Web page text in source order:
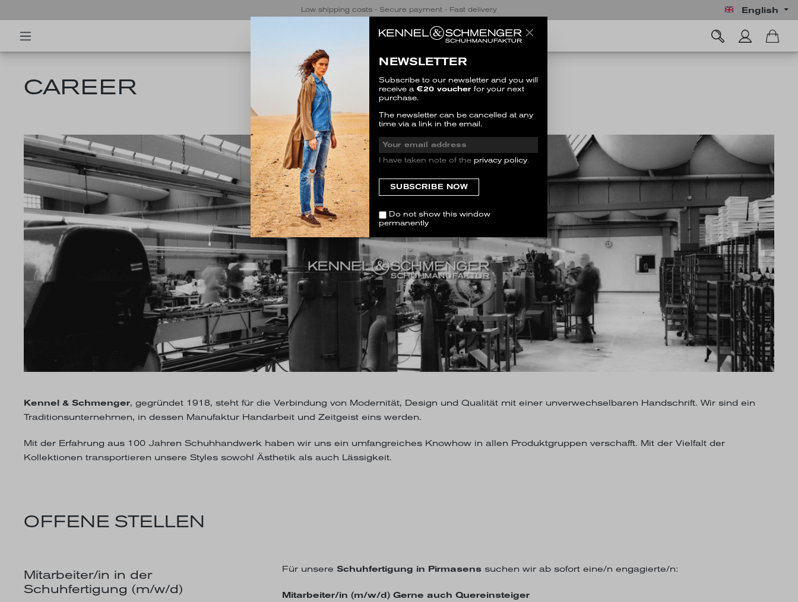
Low shipping costs - Secure payment - Fast delivery English
CAREER
Kennel & Schmenger, gegründet 1918, steht für die Verbindung von Modernität, Design und Qualität mit einer unverwechselbaren Handschrift. Wir sind ein
Traditionsunternehmen, in dessen Manufaktur Handarbeit und Zeitgeist eins werden.
Mit der Erfahrung aus 100 Jahren Schuhhandwerk haben wir uns ein umfangreiches Knowhow in allen Produktgruppen verschafft. Mit der Vielfalt der
Kollektionen transportieren unsere Styles sowohl Ästhetik als auch Lässigkeit.
OFFENE STELLEN
Mitarbeiter/in in der
Schuhfertigung (m/w/d)
Für unsere Schuhfertigung in Pirmasenssuchen wir ab sofort eine/n engagierte/n:
Mitarbeiter/in (m/w/d) Gerne auch Quereinsteiger
NEWSLETTER
Subscribe to our newsletter and you will
receive a €20 voucher for your next
purchase.
The newsletter can be cancelled at any
time via a link in the email.
I have taken note of the privacy policy.
Do not show this window
permanently